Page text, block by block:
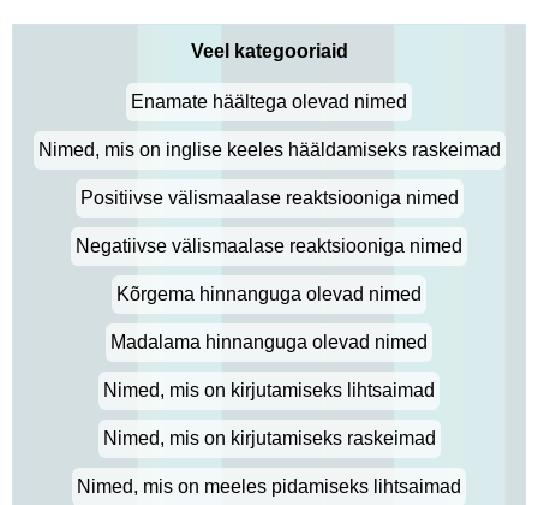
Veel kategooriaid
Enamate häältega olevad nimed
Nimed, mis on inglise keeles hääldamiseks raskeimad
Positiivse välismaalase reaktsiooniga nimed
Negatiivse välismaalase reaktsiooniga nimed
Kõrgema hinnanguga olevad nimed
Madalama hinnanguga olevad nimed
Nimed, mis on kirjutamiseks lihtsaimad
Nimed, mis on kirjutamiseks raskeimad
Nimed, mis on meeles pidamiseks lihtsaimad